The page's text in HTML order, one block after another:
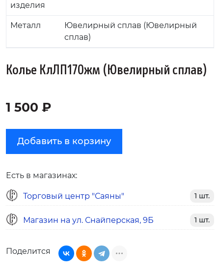
изделия
Металл
Ювелирный сплав (Ювелирный
сплав)
Колье КлЛП170жм (Ювелирный сплав)
1 500 ₽
Добавить в корзину
Есть в магазинах:
Торговый центр "Саяны" 1 шт.
Магазин на ул. Снайперская, 9Б 1 шт.
Поделится